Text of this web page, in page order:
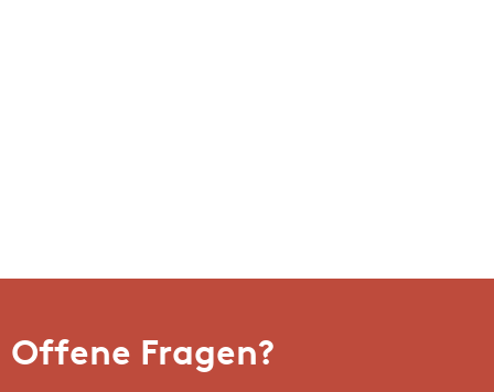
Offene Fragen?